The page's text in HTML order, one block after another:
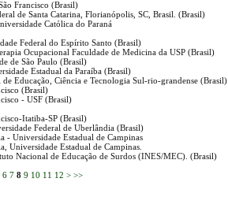
Francisco (Brasil)
de Santa Catarina, Florianópolis, SC, Brasil. (Brasil)
Católica do Paraná
Federal do Espírito Santo (Brasil)
Ocupacional Faculdade de Medicina da USP (Brasil)
de São Paulo (Brasil)
Estadual da Paraíba (Brasil)
de Educação, Ciência e Tecnologia Sul-rio-grandense (Brasil)
(Brasil)
- USF (Brasil)
Itatiba-SP (Brasil)
Federal de Uberlândia (Brasil)
- Universidade Estadual de Campinas
Universidade Estadual de Campinas.
Nacional de Educação de Surdos (INES/MEC). (Brasil)
6 7 8 9 10 11 12 > >>